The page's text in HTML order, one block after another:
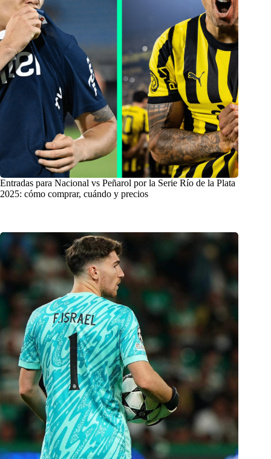
Entradas para Nacional vs Peñarol por la Serie Río de la Plata
2025: cómo comprar, cuándo y precios